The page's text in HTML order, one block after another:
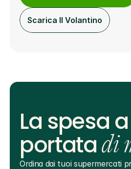
Scarica Il Volantino
La spesa a
portatadi
Ordina dai tuoi supermercati